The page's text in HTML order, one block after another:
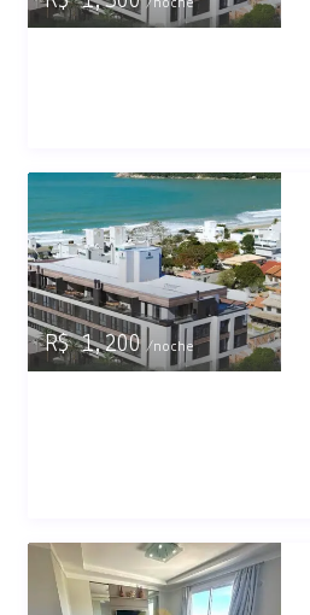
/noche
R$ 1,200/noche